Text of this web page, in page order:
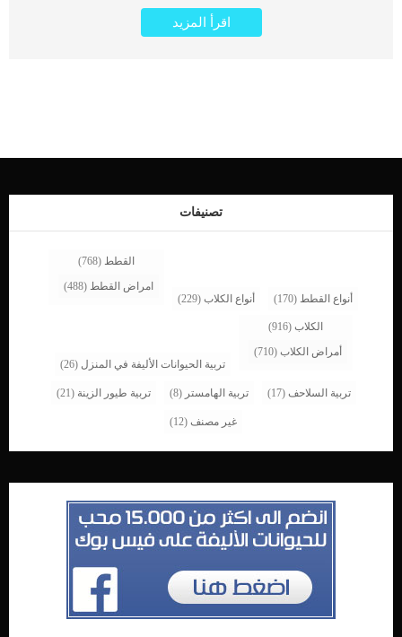
طبيعى مثل جميع اقرانه من نفس السن والسلالة. يُعتقد أن الكلاب التي تتراوح أعمارها
بين 18 شهرًا وعامين ونصف العام قد نضجت جنسيًا وانه من الممكن ان تمارس الجنس
وتنجب الجراء. هناك بعض العيادات البيطرية تقوم بعمل مجموعة من الاختبارات لاكتشاف
تشوهات الحيوانات المنوية […]
اقرأ المزيد
تصنيفات
أنواع القطط (170) أنواع الكلاب (229)
القطط (768)
امراض القطط (488)
الكلاب (916)
أمراض الكلاب (710)
تربية الحيوانات الأليفة في المنزل (26)
تربية السلاحف (17) تربية الهامستر (8) تربية طيور الزينة (21)
غير مصنف (12)